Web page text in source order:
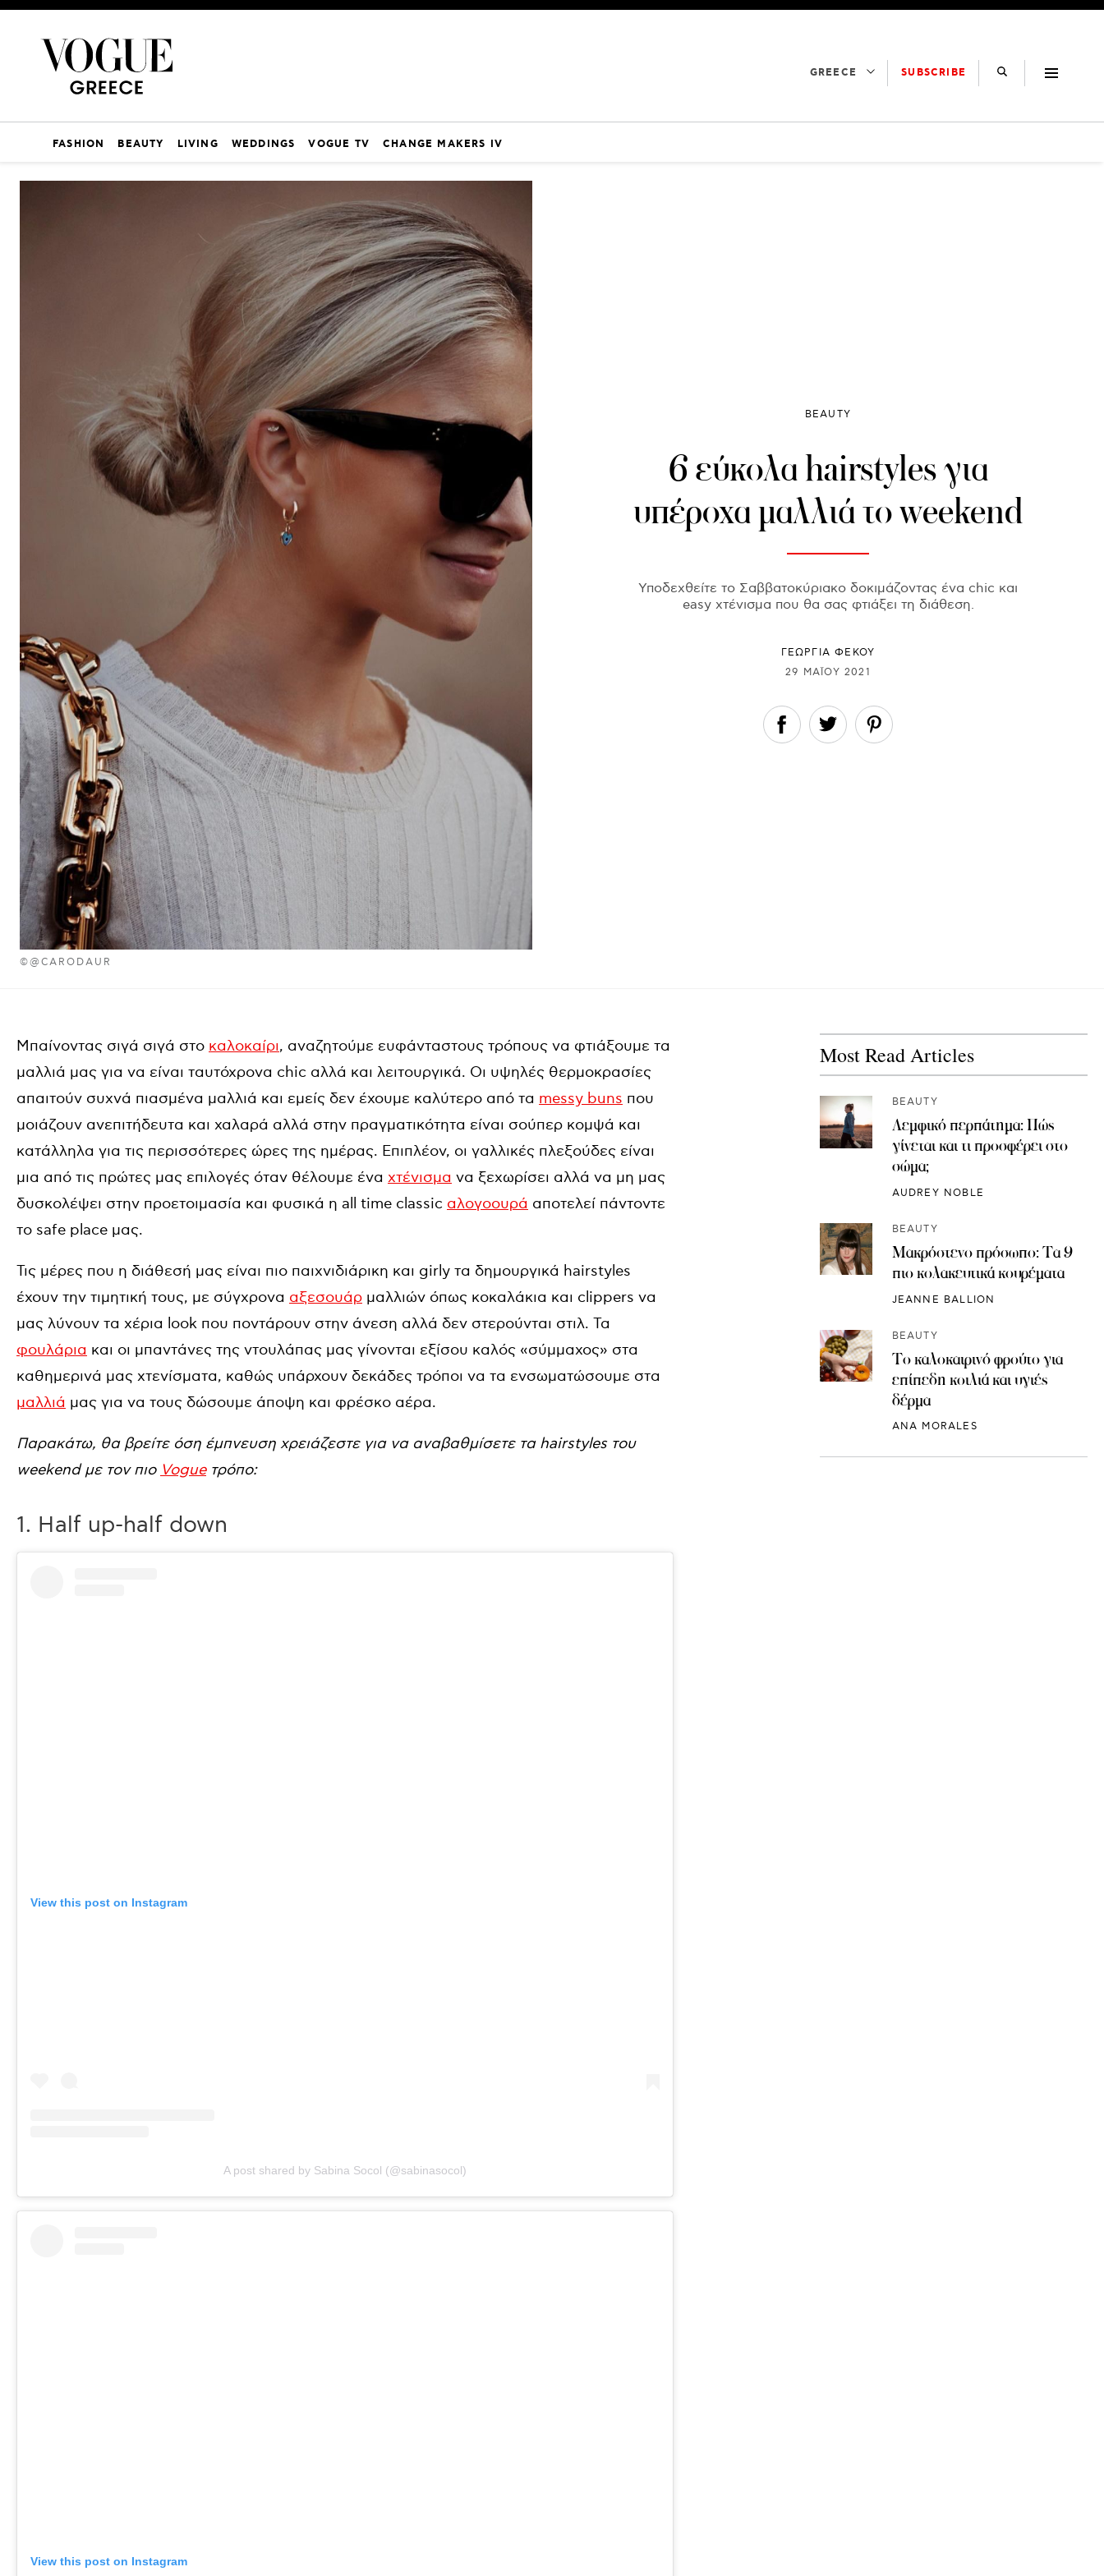
GREECE SUBSCRIBE
FASHION BEAUTY LIVING WEDDINGS VOGUE TV CHANGE MAKERS IV
©@CARODAUR
BEAUTY
6 εύκολα hairstyles για
υπέροχα μαλλιά το weekend
Υποδεχθείτε το Σαββατοκύριακο δοκιμάζοντας ένα chic και
easy χτένισμα που θα σας φτιάξει τη διάθεση.
ΓΕΩΡΓΙΑ ΦΕΚΟΥ
29 ΜΑΪ́ΟΥ 2021
Μπαίνοντας σιγά σιγά στο καλοκαίρι, αναζητούμε ευφάνταστους τρόπους να φτιάξουμε τα
μαλλιά μας για να είναι ταυτόχρονα chic αλλά και λειτουργικά. Οι υψηλές θερμοκρασίες
απαιτούν συχνά πιασμένα μαλλιά και εμείς δεν έχουμε καλύτερο από τα messy buns που
μοιάζουν ανεπιτήδευτα και χαλαρά αλλά στην πραγματικότητα είναι σούπερ κομψά και
κατάλληλα για τις περισσότερες ώρες της ημέρας. Επιπλέον, οι γαλλικές πλεξούδες είναι
μια από τις πρώτες μας επιλογές όταν θέλουμε ένα χτένισμα να ξεχωρίσει αλλά να μη μας
δυσκολέψει στην προετοιμασία και φυσικά η all time classic αλογοουρά αποτελεί πάντοντε
το safe place μας.
Τις μέρες που η διάθεσή μας είναι πιο παιχνιδιάρικη και girly τα δημουργικά hairstyles
έχουν την τιμητική τους, με σύγχρονα αξεσουάρ μαλλιών όπως κοκαλάκια και clippers να
μας λύνουν τα χέρια look που ποντάρουν στην άνεση αλλά δεν στερούνται στιλ. Τα
φουλάρια και οι μπαντάνες της ντουλάπας μας γίνονται εξίσου καλός «σύμμαχος» στα
καθημερινά μας χτενίσματα, καθώς υπάρχουν δεκάδες τρόποι να τα ενσωματώσουμε στα
μαλλιά μας για να τους δώσουμε άποψη και φρέσκο αέρα.
Παρακάτω, θα βρείτε όση έμπνευση χρειάζεστε για να αναβαθμίσετε τα hairstyles του
weekend με τον πιο Vogueτρόπο:
1. Half up-half down
View this post on Instagram
A post shared by Sabina Socol (@sabinasocol)
View this post on Instagram
Most Read Articles
BEAUTY
Λεμφικό περπάτημα: Πώς
γίνεται και τι προσφέρει στο
σώμα;
AUDREY NOBLE
BEAUTY
Μακρόστενο πρόσωπο: Τα 9
πιο κολακευτικά κουρέματα
JEANNE BALLION
BEAUTY
Το καλοκαιρινό φρούτο για
επίπεδη κοιλιά και υγιές
δέρμα
ANA MORALES